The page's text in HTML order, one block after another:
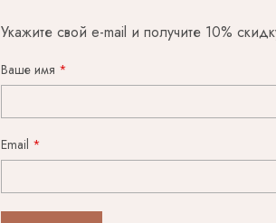
Укажите свой e-mail и получите 10%
Ваше имя
Email